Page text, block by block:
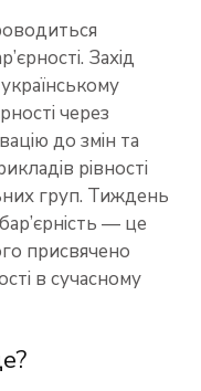
Захід
через
до змін та
рівності
груп. Тиждень
— це
присвячено
в сучасному